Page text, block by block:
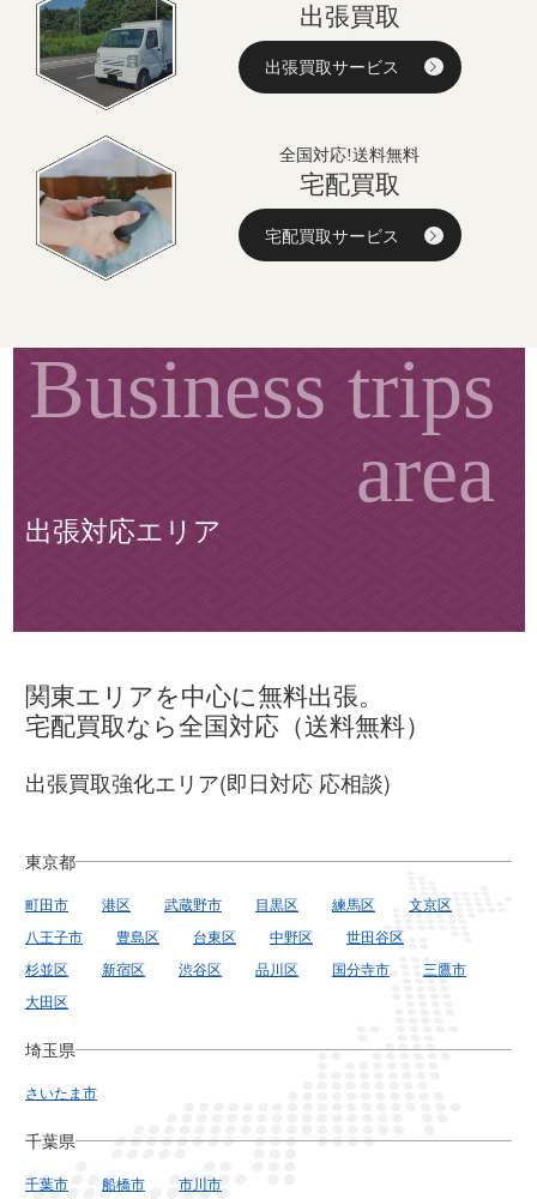
出張買取
出張買取サービス
全国対応!送料無料
宅配買取
宅配買取サービス
出張対応エリア
関東エリアを中心に無料出張。
宅配買取なら全国対応（送料無料）
出張買取強化エリア(即日対応 応相談)
東京都
町田市 港区 武蔵野市 目黒区 練馬区
文京区
八王子市
豊島区 台東区 中野区
世田谷区
杉並区
新宿区 渋谷区 品川区 国分寺市
三鷹市
大田区
埼玉県
さいたま市
千葉県
千葉市 船橋市 市川市